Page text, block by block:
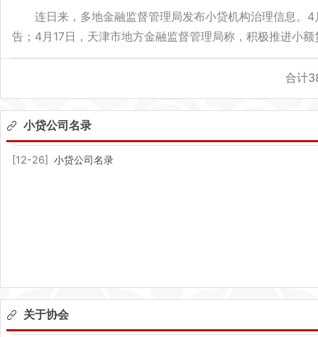
连日来，多地金融监督管理局发布小贷机构治理信息。
告；4月17日，天津市地方金融监督管理局称，积极推进
合计
小贷公司名录
[12-26] 小贷公司名录
关于协会